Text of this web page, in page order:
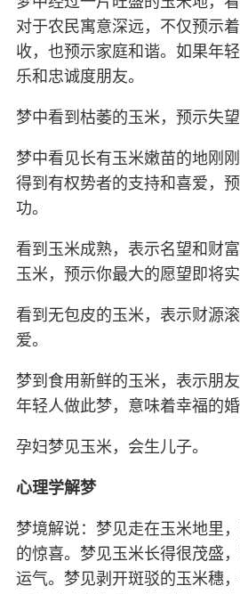
对于农民寓意深远，不仅预示
收，也预示家庭和谐。如果年
乐和忠诚度朋友。
梦中看到枯萎的玉米，预示失望
梦中看见长有玉米嫩苗的地刚
得到有权势者的支持和喜爱，
功。
看到玉米成熟，表示名望和财
玉米，预示你最大的愿望即将实
看到无包皮的玉米，表示财源
爱。
梦到食用新鲜的玉米，表示朋
年轻人做此梦，意味着幸福的婚
孕妇梦见玉米，会生儿子。
心理学解梦
梦境解说：梦见走在玉米地里
的惊喜。梦见玉米长得很茂盛
运气。梦见剥开斑驳的玉米穗